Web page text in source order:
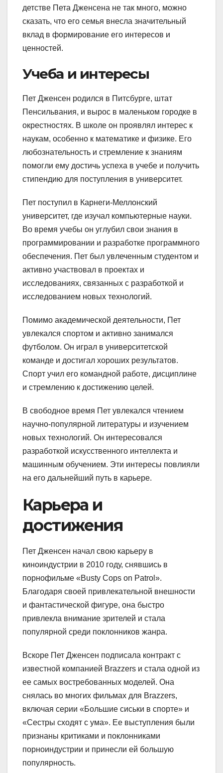
детстве Пета Дженсена не так много, можно
сказать, что его семья внесла значительный
вклад в формирование его интересов и
ценностей.
Учеба и интересы
Пет Дженсен родился в Питсбурге, штат
Пенсильвания, и вырос в маленьком городке в
окрестностях. В школе он проявлял интерес к
наукам, особенно к математике и физике. Его
любознательность и стремление к знаниям
помогли ему достичь успеха в учебе и получить
стипендию для поступления в университет.
Пет поступил в Карнеги-Меллонский
университет, где изучал компьютерные науки.
Во время учебы он углубил свои знания в
программировании и разработке программного
обеспечения. Пет был увлеченным студентом и
активно участвовал в проектах и
исследованиях, связанных с разработкой и
исследованием новых технологий.
Помимо академической деятельности, Пет
увлекался спортом и активно занимался
футболом. Он играл в университетской
команде и достигал хороших результатов.
Спорт учил его командной работе, дисциплине
и стремлению к достижению целей.
В свободное время Пет увлекался чтением
научно-популярной литературы и изучением
новых технологий. Он интересовался
разработкой искусственного интеллекта и
машинным обучением. Эти интересы повлияли
на его дальнейший путь в карьере.
Карьера и
достижения
Пет Дженсен начал свою карьеру в
киноиндустрии в 2010 году, снявшись в
порнофильме «Busty Cops on Patrol».
Благодаря своей привлекательной внешности
и фантастической фигуре, она быстро
привлекла внимание зрителей и стала
популярной среди поклонников жанра.
Вскоре Пет Дженсен подписала контракт с
известной компанией Brazzers и стала одной из
ее самых востребованных моделей. Она
снялась во многих фильмах для Brazzers,
включая серии «Большие сиськи в спорте» и
«Сестры сходят с ума». Ее выступления были
признаны критиками и поклонниками
порноиндустрии и принесли ей большую
популярность.